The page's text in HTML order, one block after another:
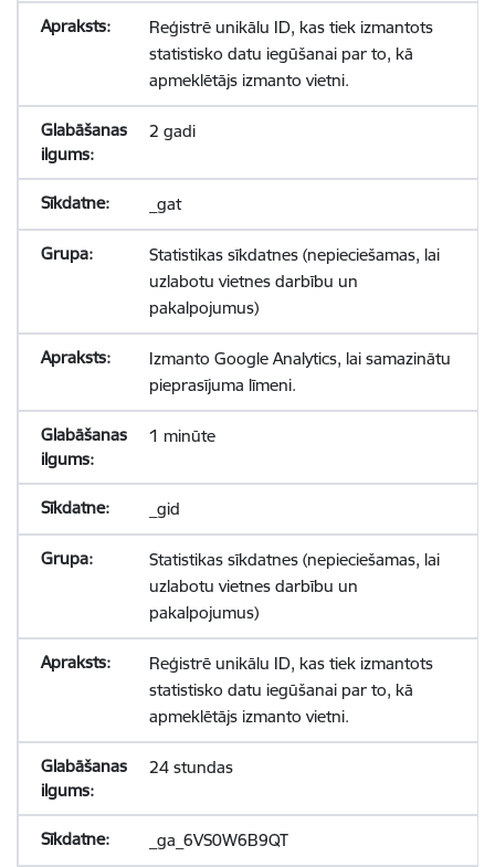
Reģistrē unikālu ID, kas tiek izmantots
statistisko datu iegūšanai par to, kā
apmeklētājs izmanto vietni.
2 gadi
_gat
Statistikas sīkdatnes (nepieciešamas, lai
uzlabotu vietnes darbību un
pakalpojumus)
Izmanto Google Analytics, lai samazinātu
pieprasījuma līmeni.
1 minūte
_gid
Statistikas sīkdatnes (nepieciešamas, lai
uzlabotu vietnes darbību un
pakalpojumus)
Reģistrē unikālu ID, kas tiek izmantots
statistisko datu iegūšanai par to, kā
apmeklētājs izmanto vietni.
24 stundas
_ga_6VS0W6B9QT